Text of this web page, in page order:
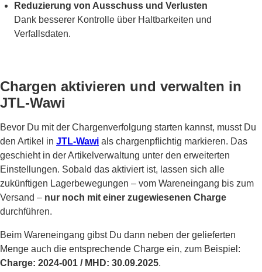
Reduzierung von Ausschuss und Verlusten
Dank besserer Kontrolle über Haltbarkeiten und
Verfallsdaten.
Chargen aktivieren und verwalten in
JTL-Wawi
Bevor Du mit der Chargenverfolgung starten kannst, musst Du
den Artikel in JTL-Wawi als chargenpflichtig markieren. Das
geschieht in der Artikelverwaltung unter den erweiterten
Einstellungen. Sobald das aktiviert ist, lassen sich alle
zukünftigen Lagerbewegungen – vom Wareneingang bis zum
Versand – nur noch mit einer zugewiesenen Charge
durchführen.
Beim Wareneingang gibst Du dann neben der gelieferten
Menge auch die entsprechende Charge ein, zum Beispiel:
Charge: 2024-001 / MHD: 30.09.2025.